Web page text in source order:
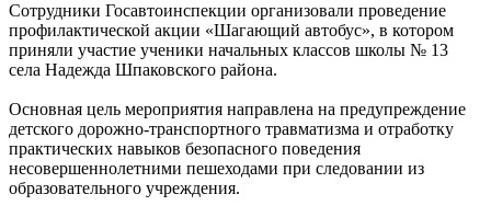
Сотрудники Госавтоинспекции организовали проведение
профилактической акции «Шагающий автобус», в котором
приняли участие ученики начальных классов школы № 13
села Надежда Шпаковского района.
Основная цель мероприятия направлена на предупреждение
детского дорожно-транспортного травматизма и отработку
практических навыков безопасного поведения
несовершеннолетними пешеходами при следовании из
образовательного учреждения.